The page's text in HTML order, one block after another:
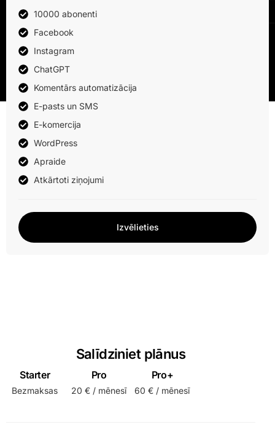
10000 abonenti
Facebook
Instagram
ChatGPT
Komentārs automatizācija
E-pasts un SMS
E-komercija
WordPress
Apraide
Atkārtoti ziņojumi
Izvēlieties
Salīdziniet plānus
Starter
Bezmaksas
Pro
20 € / mēnesī
Pro+
60 € / mēnesī